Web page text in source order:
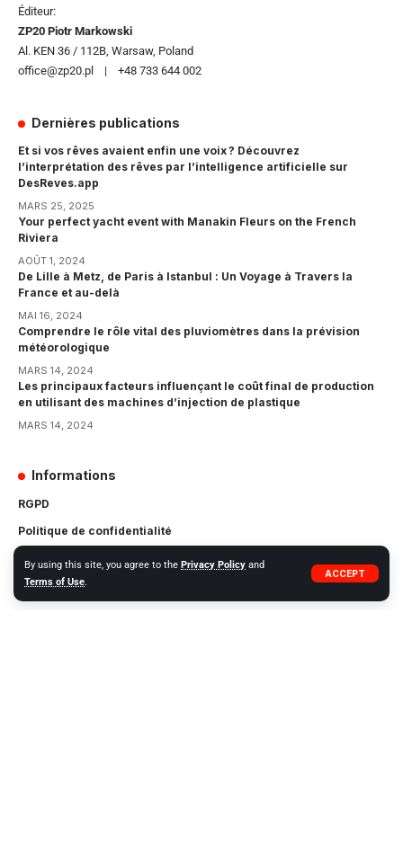
By using this site, you agree to the Privacy Policy and
Terms of Use.
ACCEPT
Éditeur:
ZP20 Piotr Markowski
Al. KEN 36 / 112B, Warsaw, Poland
office@zp20.pl | +48 733 644 002
Dernières publications
Et si vos rêves avaient enfin une voix ? Découvrez
l’interprétation des rêves par l’intelligence artificielle sur
DesReves.app
MARS 25, 2025
Your perfect yacht event with Manakin Fleurs on the French
Riviera
AOÛT 1, 2024
De Lille à Metz, de Paris à Istanbul : Un Voyage à Travers la
France et au-delà
MAI 16, 2024
Comprendre le rôle vital des pluviomètres dans la prévision
météorologique
MARS 14, 2024
Les principaux facteurs influençant le coût final de production
en utilisant des machines d’injection de plastique
MARS 14, 2024
Informations
RGPD
Politique de confidentialité
Règlement
Cybersécurité